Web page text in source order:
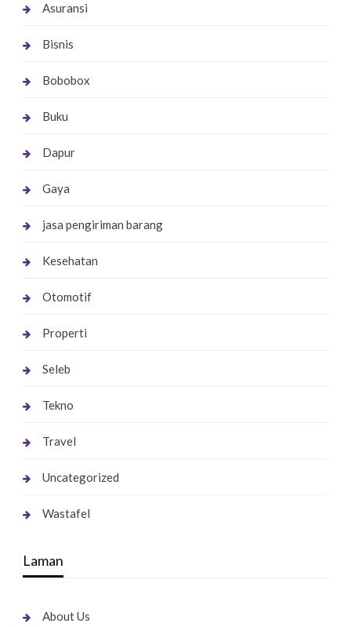
Asuransi
Bisnis
Bobobox
Buku
Dapur
Gaya
jasa pengiriman barang
Kesehatan
Otomotif
Properti
Seleb
Tekno
Travel
Uncategorized
Wastafel
Laman
About Us